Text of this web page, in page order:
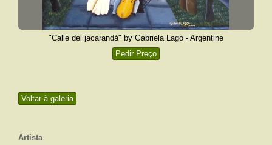
Voltar à galeria
Artista
"Calle del jacarandá" by Gabriela Lago - Argentine
Pedir Preço